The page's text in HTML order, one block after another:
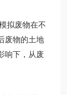
拟废物在不
废物的土地
响下，从废